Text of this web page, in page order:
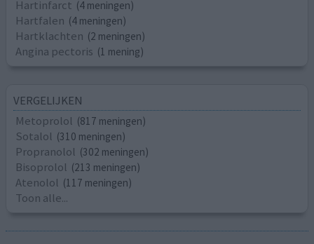
Hartinfarct (4 meningen)
Hartfalen (4 meningen)
Hartklachten (2 meningen)
Angina pectoris (1 mening)
VERGELIJKEN
Metoprolol (817 meningen)
Sotalol (310 meningen)
Propranolol (302 meningen)
Bisoprolol (213 meningen)
Atenolol (117 meningen)
Toon alle...